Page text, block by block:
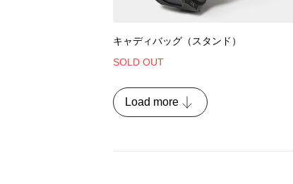
キャディバッグ（スタンド）
SOLD OUT
Load more